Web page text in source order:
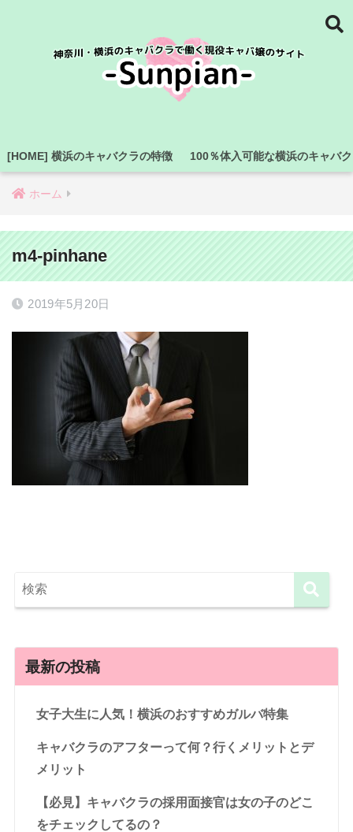
[HOME] 横浜のキャバクラの特徴 100％体入可能な横浜のキャバ
ホーム
m4-pinhane
2019年5月20日
最新の投稿
女子大生に人気！横浜のおすすめガルバ特集
キャバクラのアフターって何？行くメリットとデ
メリット
【必見】キャバクラの採用面接官は女の子のどこ
をチェックしてるの？